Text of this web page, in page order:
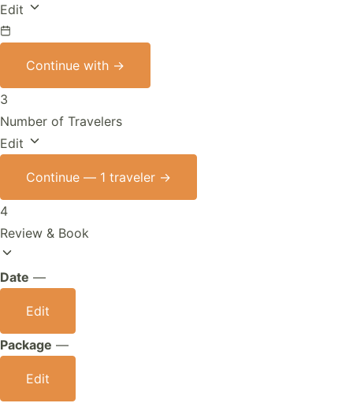
Edit
Continue with →
3
Number of Travelers
Edit
Continue — 1 traveler →
4
Review & Book
Date —
Edit
Package —
Edit